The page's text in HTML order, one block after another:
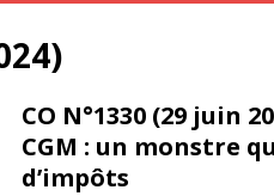
CO N°1330 (29 juin
CGM : un monstre
d’impôts